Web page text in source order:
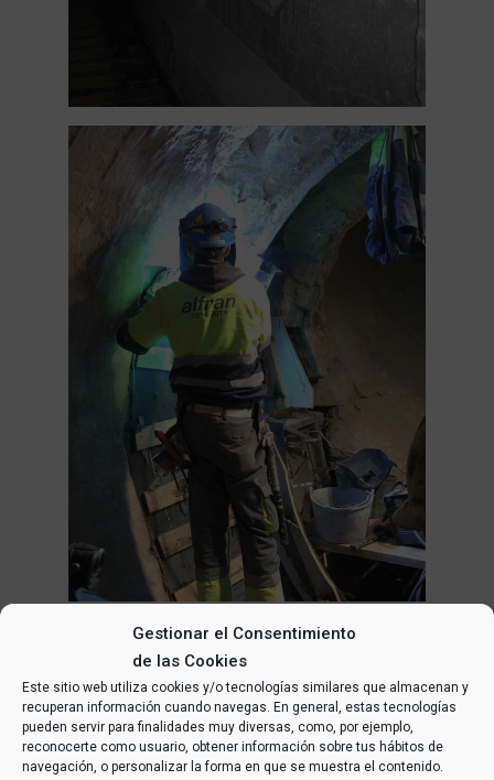
Gestionar el Consentimiento
de las Cookies
Este sitio web utiliza cookies y/o tecnologías similares que almacenan y
recuperan información cuando navegas. En general, estas tecnologías
pueden servir para finalidades muy diversas, como, por ejemplo,
reconocerte como usuario, obtener información sobre tus hábitos de
navegación, o personalizar la forma en que se muestra el contenido.